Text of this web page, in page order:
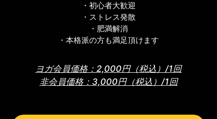
・初心者大歓迎
・ストレス発散
・肥満解消
・本格派の方も満足頂けます
ヨガ会員価格：2,000円（税込）/1回
非会員価格：3,000円（税込）/1回